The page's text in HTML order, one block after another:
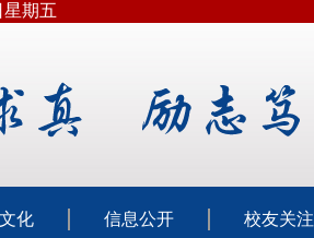
星期五
化 信息公开 校友关注